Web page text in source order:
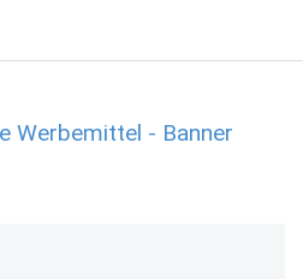
Werbemittel - Banner